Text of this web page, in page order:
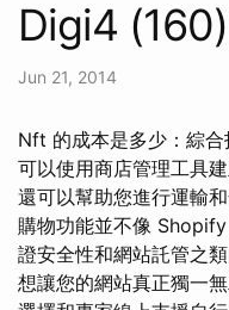
Digi4 (160)
Jun 21, 2014
Nft 的成本是多少：綜
可以使用商店管理工具
還可以幫助您進行運輸
購物功能並不像
證安全性和網站託管之
想讓您的網站真正獨一